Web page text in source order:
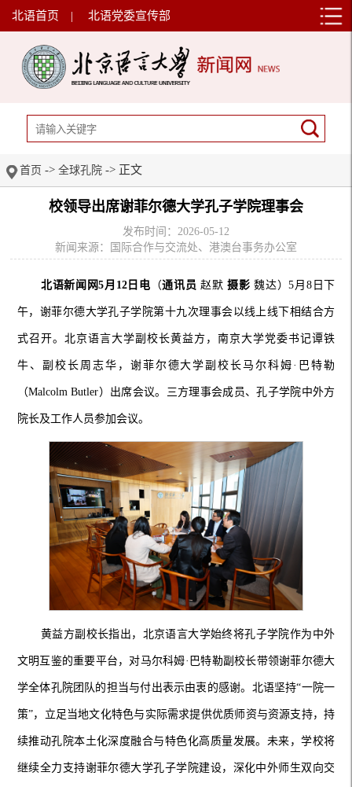
北语首页 | 北语党委宣传部
首页 -> 全球孔院 -> 正文
校领导出席谢菲尔德大学孔子学院理事会
发布时间：2026-05-12
新闻来源：国际合作与交流处、港澳台事务办公室
北语新闻网5月12日电 （通讯员 赵默摄影 魏达）5月8日下
午，谢菲尔德大学孔子学院第十九次理事会以线上线下相结合方
式召开。北京语言大学副校长黄益方，南京大学党委书记谭铁
牛、副校长周志华，谢菲尔德大学副校长马尔科姆·巴特勒
（Malcolm Butler）出席会议。三方理事会成员、孔子学院中外方
院长及工作人员参加会议。
黄益方副校长指出，北京语言大学始终将孔子学院作为中外
文明互鉴的重要平台，对马尔科姆·巴特勒副校长带领谢菲尔德大
学全体孔院团队的担当与付出表示由衷的感谢。北语坚持“一院一
策”，立足当地文化特色与实际需求提供优质师资与资源支持，持
续推动孔院本土化深度融合与特色化高质量发展。未来，学校将
继续全力支持谢菲尔德大学孔子学院建设，深化中外师生双向交